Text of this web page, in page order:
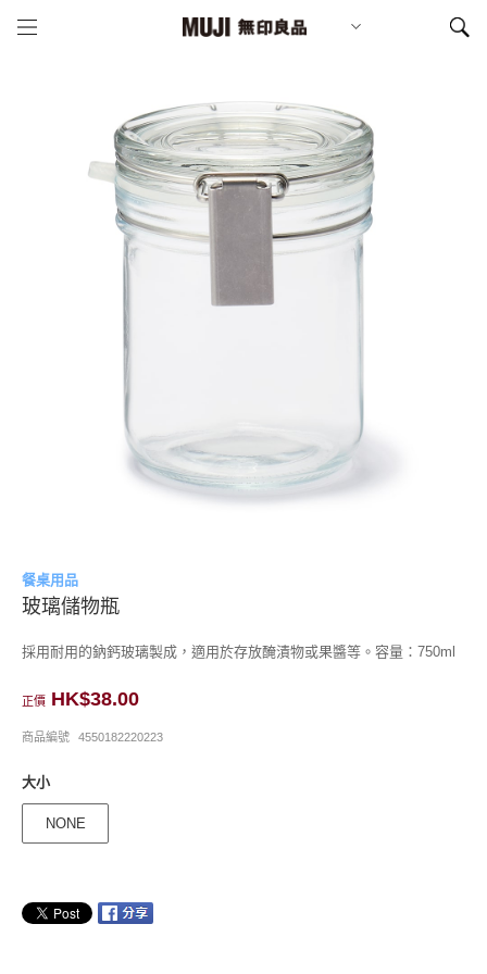
餐桌用品
玻璃儲物瓶
採用耐用的鈉鈣玻璃製成，適用於存放醃漬物或果醬等。容量：750ml
正價 HK$38.00
商品編號 4550182220223
大小
NONE